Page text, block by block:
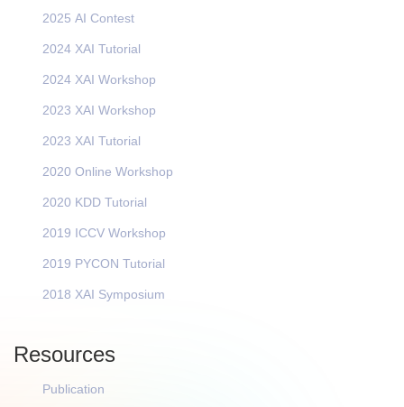
2025 AI Contest
2024 XAI Tutorial
2024 XAI Workshop
2023 XAI Workshop
2023 XAI Tutorial
2020 Online Workshop
2020 KDD Tutorial
2019 ICCV Workshop
2019 PYCON Tutorial
2018 XAI Symposium
Resources
Publication